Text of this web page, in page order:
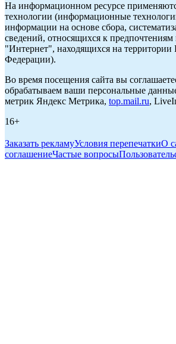
На информационном ресурсе
технологии (информационные
информации на основе сбора,
сведений, относящихся к предпочтениям
"Интернет", находящихся на территории
Федерации).
Во время посещения сайта вы
обрабатываем ваши персональные
метрик Яндекс Метрика, top.mail.ru,
16+
Заказать рекламуУсловия перепечаткиО
соглашениеЧастые вопросы